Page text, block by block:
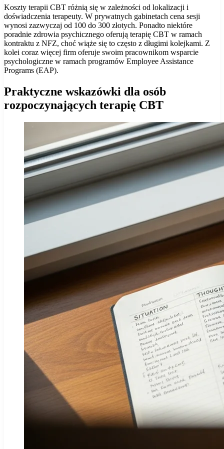
Koszty terapii CBT różnią się w zależności od lokalizacji i
doświadczenia terapeuty. W prywatnych gabinetach cena sesji
wynosi zazwyczaj od 100 do 300 złotych. Ponadto niektóre
poradnie zdrowia psychicznego oferują terapię CBT w ramach
kontraktu z NFZ, choć wiąże się to często z długimi kolejkami. Z
kolei coraz więcej firm oferuje swoim pracownikom wsparcie
psychologiczne w ramach programów Employee Assistance
Programs (EAP).
Praktyczne wskazówki dla osób
rozpoczynających terapię CBT